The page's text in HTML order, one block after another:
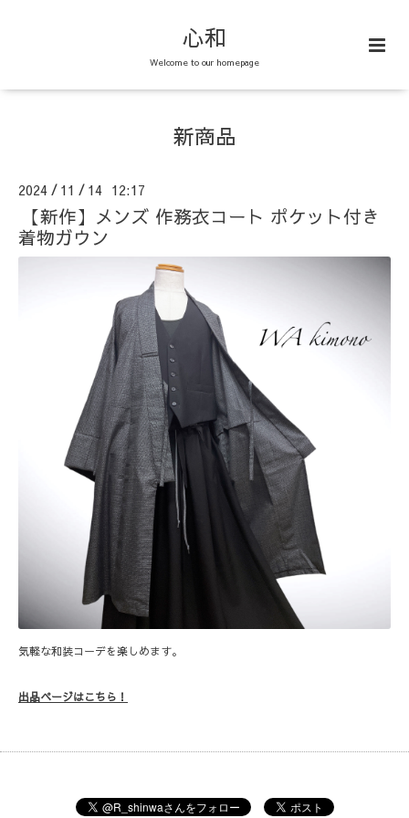
心和
Welcome to our homepage
新商品
2024 / 11 / 14 12:17
【新作】メンズ 作務衣コート ポケット付き
着物ガウン
気軽な和装コーデを楽しめます。
出品ページはこちら！